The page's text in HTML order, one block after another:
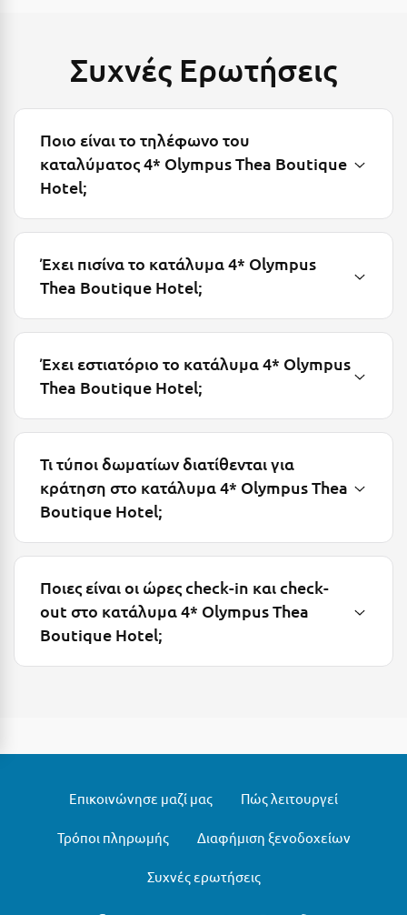
Ορεινή Ναυπακτία
Πάλαιρος
Παξοί
Παράλιο Άστρος
Πάτμος
Πάτρα
Παύλιανη
Πειραιάς
Πλαταμώνας
Πλύτρα Λακωνίας
Συχνές Ερωτήσεις
Ποιο είναι το τηλέφωνο του
καταλύματος 4* Olympus Thea Boutique
Hotel;
Έχει πισίνα το κατάλυμα 4* Olympus
Thea Boutique Hotel;
Έχει εστιατόριο το κατάλυμα 4* Olympus
Thea Boutique Hotel;
Τι τύποι δωματίων διατίθενται για
κράτηση στο κατάλυμα 4* Olympus Thea
Boutique Hotel;
Ποιες είναι οι ώρες check-in και check-
out στο κατάλυμα 4* Olympus Thea
Boutique Hotel;
Επικοινώνησε μαζί μας Πώς λειτουργεί
Τρόποι πληρωμής Διαφήμιση ξενοδοχείων
Συχνές ερωτήσεις